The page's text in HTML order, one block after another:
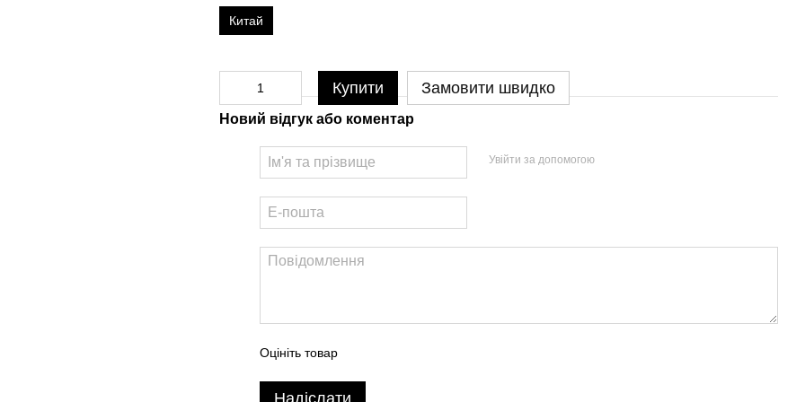
Китай
Купити Замовити швидко
Новий відгук або коментар
Увійти за допомогою
Оцініть товар
Надіслати